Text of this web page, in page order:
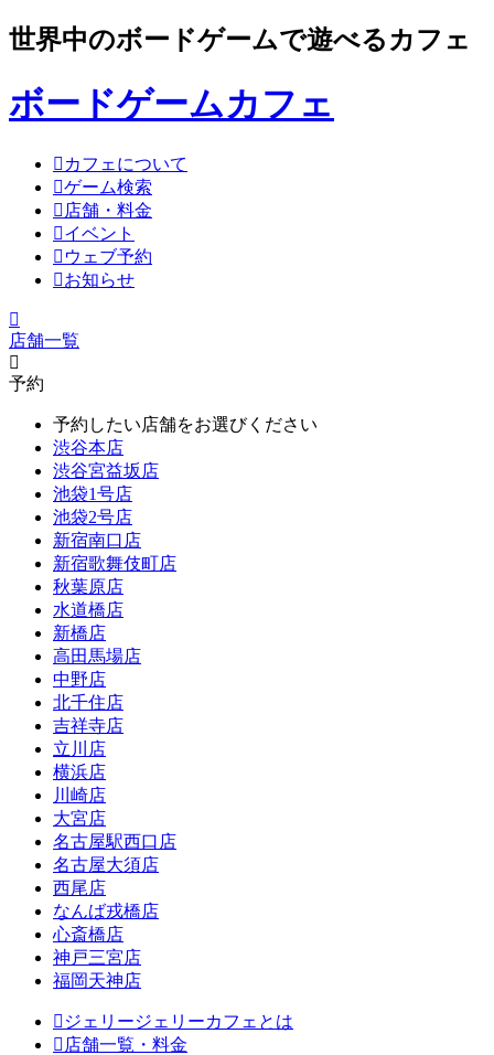
世界中のボードゲームで遊べるカフェ
ボードゲームカフェ
カフェについて
ゲーム検索
店舗・料金
イベント
ウェブ予約
お知らせ
店舗一覧
予約
予約したい店舗をお選びください
渋谷本店
渋谷宮益坂店
池袋1号店
池袋2号店
新宿南口店
新宿歌舞伎町店
秋葉原店
水道橋店
新橋店
高田馬場店
中野店
北千住店
吉祥寺店
立川店
横浜店
川崎店
大宮店
名古屋駅西口店
名古屋大須店
西尾店
なんば戎橋店
心斎橋店
神戸三宮店
福岡天神店
ジェリージェリーカフェとは
店舗一覧・料金